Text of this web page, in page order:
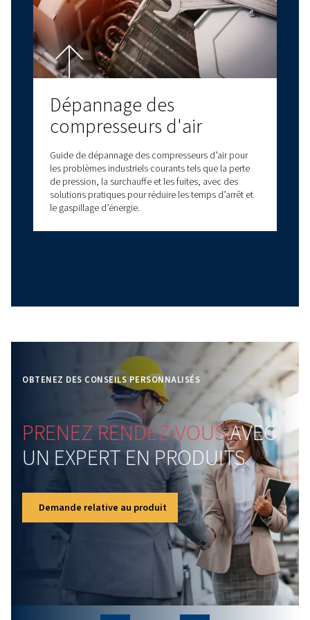
Optimisez les
performances avec la
maintenance des
compresseurs à vis
Optimisez les performances de vos
vis rotatifs grâce à des conseils d’experts en
maintenance, des soins préventifs, des pièces
Conception de la salle
des compresseurs :
comment créer un
environnement d’air
comprimé efficace et
fiable